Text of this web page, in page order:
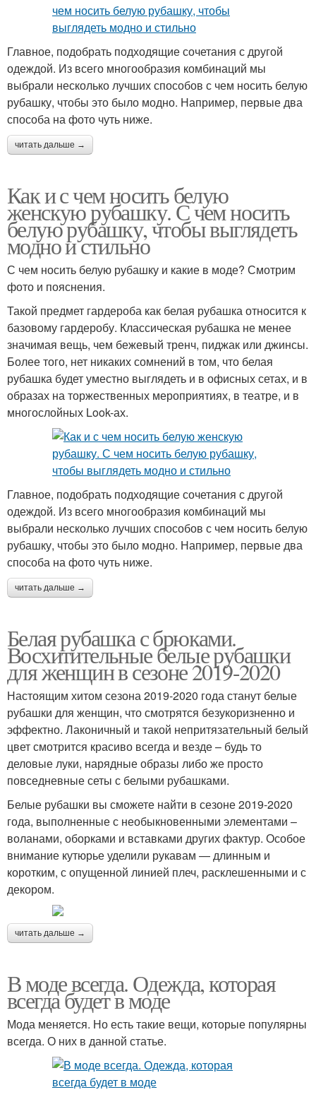
Главное, подобрать подходящие сочетания с другой
одеждой. Из всего многообразия комбинаций мы
выбрали несколько лучших способов с чем носить белую
рубашку, чтобы это было модно. Например, первые два
способа на фото чуть ниже.
читать дальше →
Как и с чем носить белую
женскую рубашку. С чем носить
белую рубашку, чтобы выглядеть
модно и стильно
С чем носить белую рубашку и какие в моде? Смотрим
фото и пояснения.
Такой предмет гардероба как белая рубашка относится к
базовому гардеробу. Классическая рубашка не менее
значимая вещь, чем бежевый тренч, пиджак или джинсы.
Более того, нет никаких сомнений в том, что белая
рубашка будет уместно выглядеть и в офисных сетах, и в
образах на торжественных мероприятиях, в театре, и в
многослойных Look-ах.
Главное, подобрать подходящие сочетания с другой
одеждой. Из всего многообразия комбинаций мы
выбрали несколько лучших способов с чем носить белую
рубашку, чтобы это было модно. Например, первые два
способа на фото чуть ниже.
читать дальше →
Белая рубашка с брюками.
Восхитительные белые рубашки
для женщин в сезоне 2019-2020
Настоящим хитом сезона 2019-2020 года станут белые
рубашки для женщин, что смотрятся безукоризненно и
эффектно. Лаконичный и такой непритязательный белый
цвет смотрится красиво всегда и везде – будь то
деловые луки, нарядные образы либо же просто
повседневные сеты с белыми рубашками.
Белые рубашки вы сможете найти в сезоне 2019-2020
года, выполненные с необыкновенными элементами –
воланами, оборками и вставками других фактур. Особое
внимание кутюрье уделили рукавам — длинным и
коротким, с опущенной линией плеч, расклешенными и с
декором.
читать дальше →
В моде всегда. Одежда, которая
всегда будет в моде
Мода меняется. Но есть такие вещи, которые популярны
всегда. О них в данной статье.